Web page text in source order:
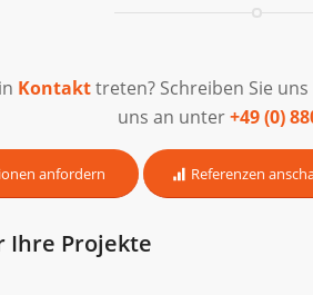
Kontakttreten? Schreiben Sie
uns an unter+49 (0)
anfordern Referenzen
Ihre Projekte